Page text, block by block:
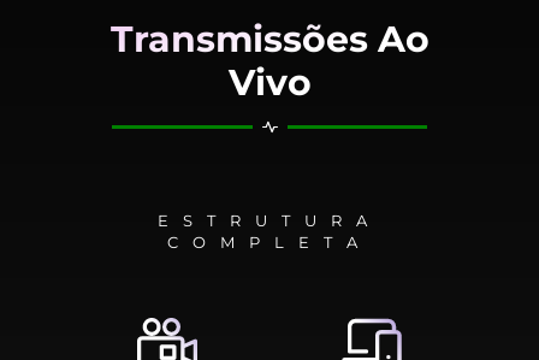
Transmissões Ao
Vivo
ESTRUTURA
COMPLETA